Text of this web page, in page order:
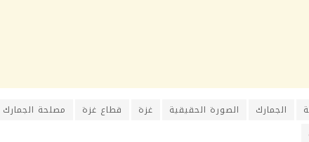
الجمارك الصورة الحقيقية غزة قطاع غزة
مصلحة الجمارك